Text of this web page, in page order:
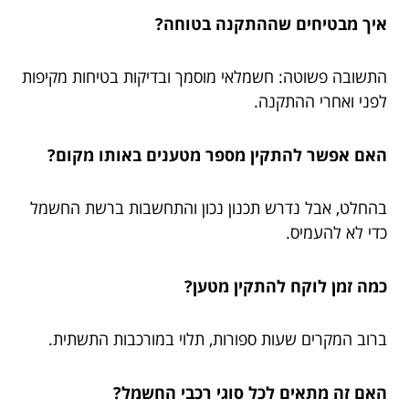
איך מבטיחים שההתקנה בטוחה?
התשובה פשוטה: חשמלאי מוסמך ובדיקות בטיחות מקיפות
לפני ואחרי ההתקנה.
האם אפשר להתקין מספר מטענים באותו מקום?
בהחלט, אבל נדרש תכנון נכון והתחשבות ברשת החשמל
כדי לא להעמיס.
כמה זמן לוקח להתקין מטען?
ברוב המקרים שעות ספורות, תלוי במורכבות התשתית.
האם זה מתאים לכל סוגי רכבי החשמל?